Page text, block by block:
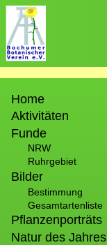
Direkt
zum
Inhalt
Home
Aktivitäten
Funde
NRW
Ruhrgebiet
Bilder
Bestimmung
Gesamtartenliste
Pflanzenporträts
Natur des Jahres